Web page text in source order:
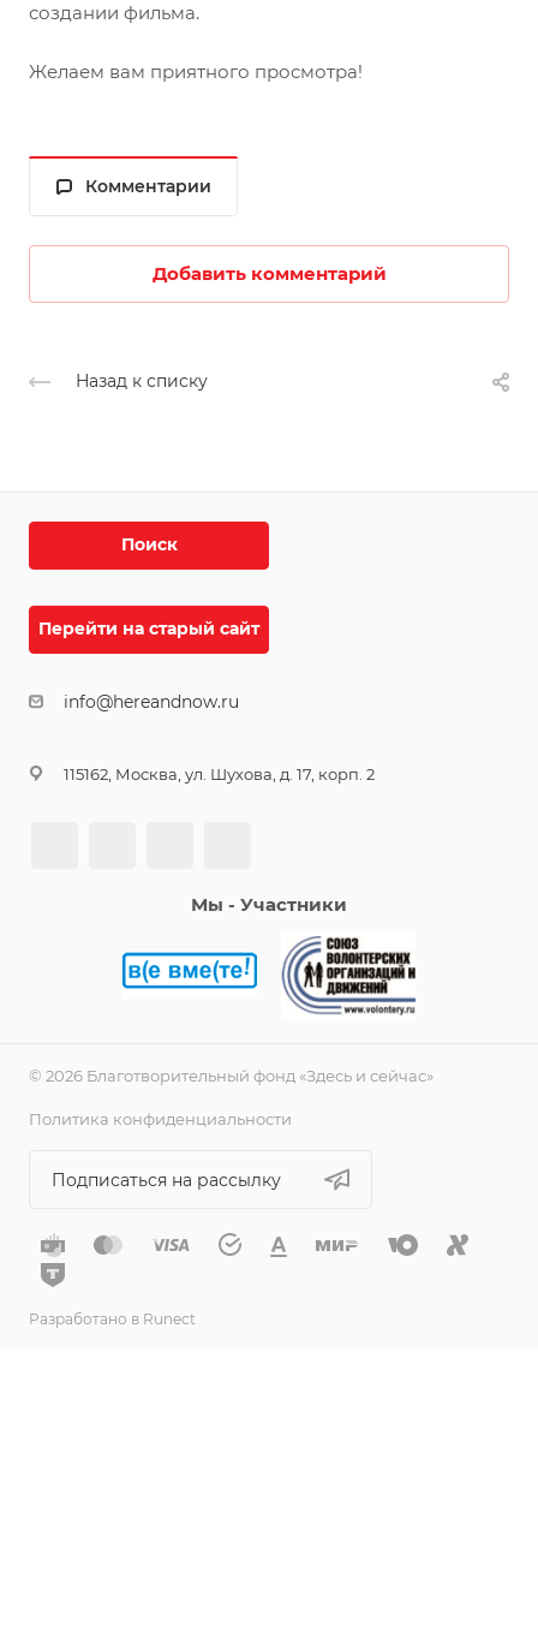
создании фильма.
Желаем вам приятного просмотра!
Комментарии
Добавить комментарий
Назад к списку
Поиск
Перейти на старый сайт
info@hereandnow.ru
115162, Москва, ул. Шухова, д. 17, корп. 2
Мы - Участники
© 2026 Благотворительный фонд «Здесь и сейчас»
Политика конфиденциальности
Подписаться на рассылку
Разработано в Runect